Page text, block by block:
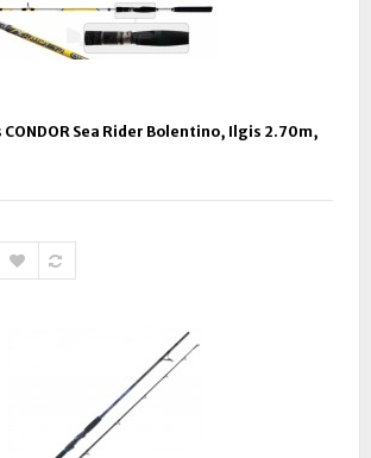
Sea Rider Bolentino, Ilgis 2.70m,